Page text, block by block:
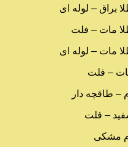
براق – لوله ای
مات – فلت
مات – لوله ای
– فلت
– طاقچه دار
– فلت
مشکی